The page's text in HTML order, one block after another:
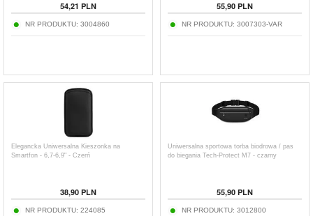
54,21 PLN
NR PRODUKTU: 3004860
55,90 PLN
NR PRODUKTU: 3007303-VAR
Elegancka Uniwersalna Kieszonka na
Smartfon - 6,7-6,9" - Czerń
38,90 PLN
NR PRODUKTU: 224085
Uniwersalna sportowa torba biodrowa / pas
do biegania Tech-Protect M7 - czarny
55,90 PLN
NR PRODUKTU: 3012800